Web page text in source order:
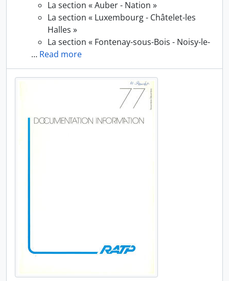
La section « Auber - Nation »
La section « Luxembourg - Châtelet-les
Halles »
La section « Fontenay-sous-Bois - Noisy-le-
… Read more